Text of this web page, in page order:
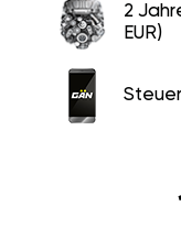
2
EUR)